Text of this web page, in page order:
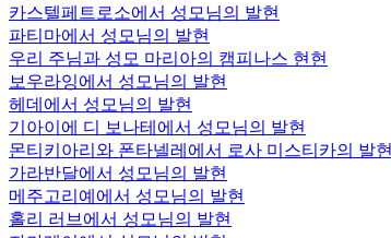
카스텔페트로소에서 성모님의 발현
파티마에서 성모님의 발현
우리 주님과 성모 마리아의 캠피나스 현현
보우라잉에서 성모님의 발현
헤데에서 성모님의 발현
기아이에 디 보나테에서 성모님의 발현
몬티키아리와 폰타넬레에서 로사 미스티카의 발현
가라반달에서 성모님의 발현
메주고리예에서 성모님의 발현
홀리 러브에서 성모님의 발현